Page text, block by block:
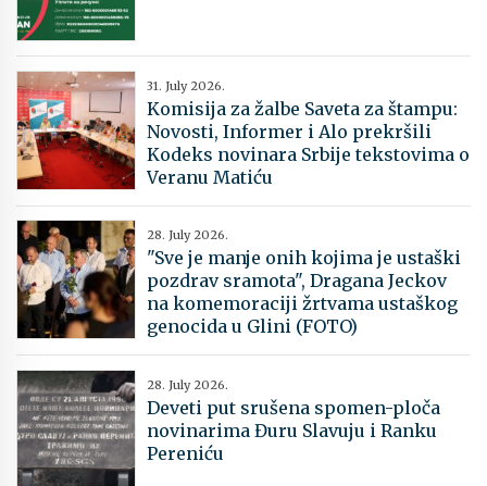
31. July 2026.
Komisija za žalbe Saveta za štampu:
Novosti, Informer i Alo prekršili
Kodeks novinara Srbije tekstovima o
Veranu Matiću
28. July 2026.
"Sve je manje onih kojima je ustaški
pozdrav sramota", Dragana Jeckov
na komemoraciji žrtvama ustaškog
genocida u Glini (FOTO)
28. July 2026.
Deveti put srušena spomen-ploča
novinarima Đuru Slavuju i Ranku
Pereniću